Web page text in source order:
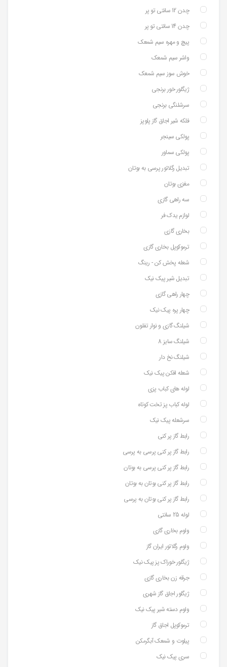
چدن 12 سانتی تو پر
چدن 14 سانتی تو پر
پیچ و مهره سیم شمعک
واشر سیم شمعک
خوش سوز سیم شمعک
ژیگلور خور برنجی
سرشلنگی برنجی
فلکه شیر اجاق گاز پلوپز
پولکی سینجر
پولکی سماور
تبدیل رگلاتور پرسی به بوتان
مغزی بوتان
سه راهی گازی
لوازم یدک فر
بخاری گازی
ترموکوپل بخاری گازی
شعله پخش کن - رینگ
تبدیل شیر پیک نیک
چهار راهی گازی
چهار پره پیک نیک
شیلنگ گازی و نوار تفلون
شیلنگ سایز 8
شیلنگ نخ دار
شعله افکن پیک نیک
لوله های کباب پزی
لوله کباب پز تخت کوتاه
سرشعله پیک نیک
رابط گاز پر کنی
رابط گاز پر کنی پرسی به پرسی
رابط گاز پر کنی پرسی به بوتان
رابط گاز پر کنی بوتان به بوتان
رابط گاز پر کنی بوتان به پرسی
لوله 25 سانتی
ولوم بخاری گازی
ولوم رگلاتور ایران گاز
ژیگلور خوراک پز پیک نیک
جرقه زن بخاری گازی
ژیگلور اجاق گاز شهری
ولوم دسته شیر پیک نیک
ترموکوپل اجاق گاز
پیلوت و شمعک آبگرمکن
سری پیک نیک